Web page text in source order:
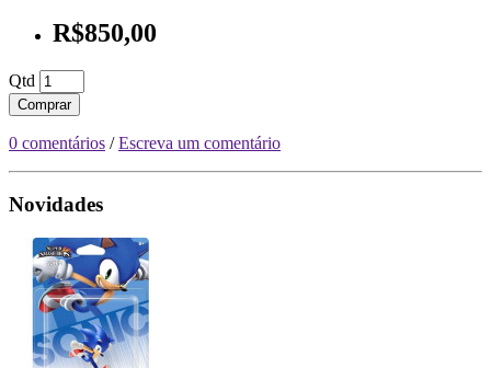
R$850,00
Qtd
Comprar
0 comentários /Escreva um comentário
Novidades